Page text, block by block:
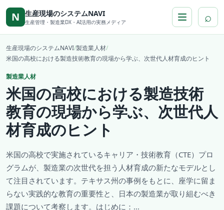
本文へ移動
N 生産現場のシステムNAVI
生産管理・製造業DX・AI活用の実務メディア ⌕
生産現場のシステムNAVI/製造業人材/
米国の高校における製造技術教育の現場から学ぶ、次世代人材育成のヒント
製造業人材
米国の高校における製造技術
教育の現場から学ぶ、次世代人
材育成のヒント
米国の高校で実施されているキャリア・技術教育（CTE）プロ
グラムが、製造業の次世代を担う人材育成の新たなモデルとし
て注目されています。テキサス州の事例をもとに、座学に留ま
らない実践的な教育の重要性と、日本の製造業が取り組むべき
課題について考察します。はじめに：...